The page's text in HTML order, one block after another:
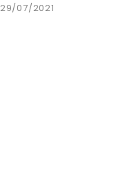
29/07/2021